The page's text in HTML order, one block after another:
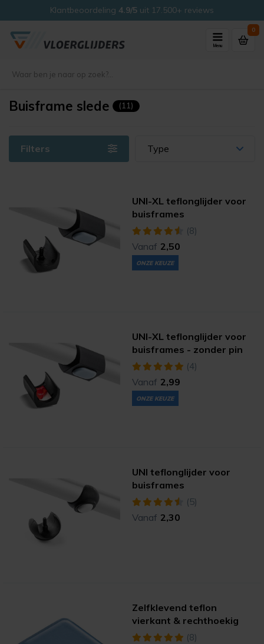
Klantbeoordeling 4.9/5 uit 17.500+ reviews
Menu
0
Buisframe slede (11)
Filters Type
UNI-XL teflonglijder voor
buisframes
(8)
Vanaf 2,50
ONZE KEUZE
UNI-XL teflonglijder voor
buisframes - zonder pin
(4)
Vanaf 2,99
ONZE KEUZE
UNI teflonglijder voor
buisframes
(5)
Vanaf 2,30
Zelfklevend teflon
vierkant & rechthoekig
(8)